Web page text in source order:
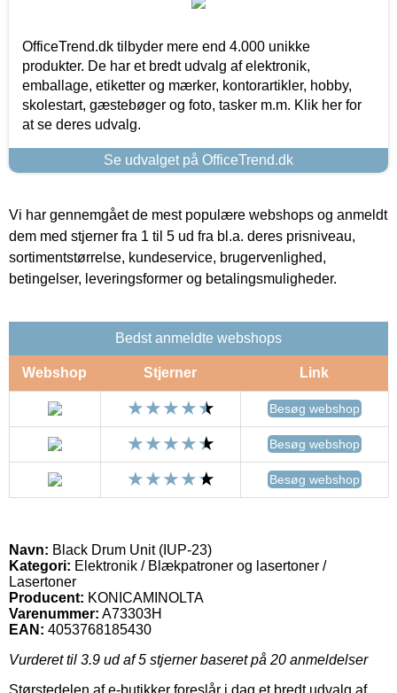
OfficeTrend.dk tilbyder mere end 4.000 unikke
produkter. De har et bredt udvalg af elektronik,
emballage, etiketter og mærker, kontorartikler, hobby,
skolestart, gæstebøger og foto, tasker m.m. Klik her for
at se deres udvalg.
Se udvalget på OfficeTrend.dk
Vi har gennemgået de mest populære webshops og anmeldt
dem med stjerner fra 1 til 5 ud fra bl.a. deres prisniveau,
sortimentstørrelse, kundeservice, brugervenlighed,
betingelser, leveringsformer og betalingsmuligheder.
Bedst anmeldte webshops
Webshop Stjerner Link
Besøg webshop
Besøg webshop
Besøg webshop
Navn: Black Drum Unit (IUP-23)
Kategori: Elektronik / Blækpatroner og lasertoner /
Lasertoner
Producent: KONICAMINOLTA
Varenummer: A73303H
EAN: 4053768185430
Vurderet til 3.9 ud af 5 stjerner baseret på 20 anmeldelser
Størstedelen af e-butikker foreslår i dag et bredt udvalg af